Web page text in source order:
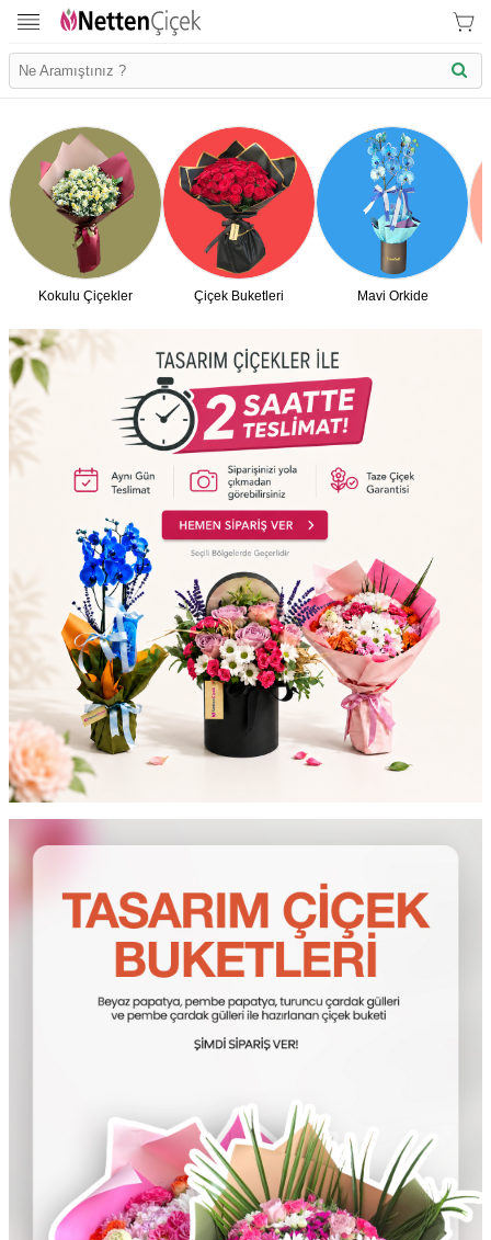
Kokulu Çiçekler Çiçek Buketleri Mavi Orkide
İletişim Bilgilerimiz
KVK Bilgilendirme
Ödeme Bllgileri
testt